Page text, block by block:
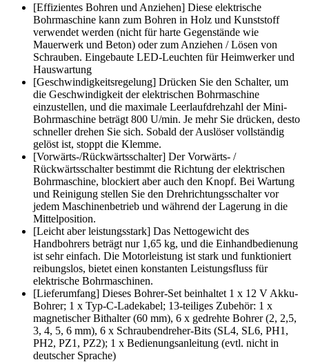
[Effizientes Bohren und Anziehen] Diese elektrische
Bohrmaschine kann zum Bohren in Holz und Kunststoff
verwendet werden (nicht für harte Gegenstände wie
Mauerwerk und Beton) oder zum Anziehen / Lösen von
Schrauben. Eingebaute LED-Leuchten für Heimwerker und
Hauswartung
[Geschwindigkeitsregelung] Drücken Sie den Schalter, um
die Geschwindigkeit der elektrischen Bohrmaschine
einzustellen, und die maximale Leerlaufdrehzahl der Mini-
Bohrmaschine beträgt 800 U/min. Je mehr Sie drücken, desto
schneller drehen Sie sich. Sobald der Auslöser vollständig
gelöst ist, stoppt die Klemme.
[Vorwärts-/Rückwärtsschalter] Der Vorwärts- /
Rückwärtsschalter bestimmt die Richtung der elektrischen
Bohrmaschine, blockiert aber auch den Knopf. Bei Wartung
und Reinigung stellen Sie den Drehrichtungsschalter vor
jedem Maschinenbetrieb und während der Lagerung in die
Mittelposition.
[Leicht aber leistungsstark] Das Nettogewicht des
Handbohrers beträgt nur 1,65 kg, und die Einhandbedienung
ist sehr einfach. Die Motorleistung ist stark und funktioniert
reibungslos, bietet einen konstanten Leistungsfluss für
elektrische Bohrmaschinen.
[Lieferumfang] Dieses Bohrer-Set beinhaltet 1 x 12 V Akku-
Bohrer; 1 x Typ-C-Ladekabel; 13-teiliges Zubehör: 1 x
magnetischer Bithalter (60 mm), 6 x gedrehte Bohrer (2, 2,5,
3, 4, 5, 6 mm), 6 x Schraubendreher-Bits (SL4, SL6, PH1,
PH2, PZ1, PZ2); 1 x Bedienungsanleitung (evtl. nicht in
deutscher Sprache)